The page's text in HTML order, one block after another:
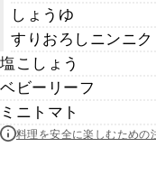
しょうゆ
すりおろしニンニク
塩こしょう
ベビーリーフ
ミニトマト
料理を安全に楽しむための